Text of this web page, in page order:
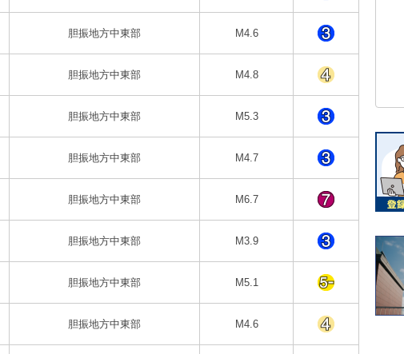
胆振地方中東部 M4.6
胆振地方中東部 M4.8
胆振地方中東部 M5.3
胆振地方中東部 M4.7
胆振地方中東部 M6.7
胆振地方中東部 M3.9
胆振地方中東部 M5.1
胆振地方中東部 M4.6